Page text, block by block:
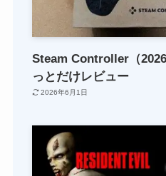
Steam Controller（
っとだけレビュー
2026年6月1日